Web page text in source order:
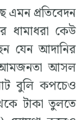
এমন প্রতিবেদন
ধামাধরা কেউ
যেন আদানির
আমজনতা আসল
বুলি কপচেও
টাকা তুলতে